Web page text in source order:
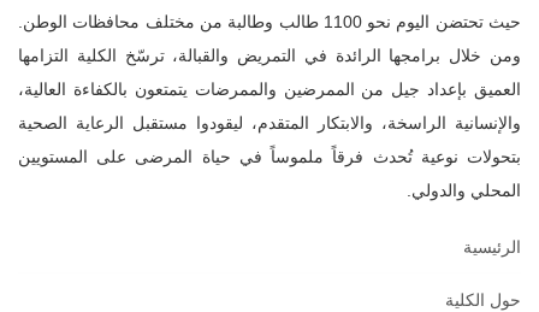
حيث تحتضن اليوم نحو 1100 طالب وطالبة من مختلف محافظات الوطن.
ومن خلال برامجها الرائدة في التمريض والقبالة، ترسّخ الكلية التزامها
العميق بإعداد جيل من الممرضين والممرضات يتمتعون بالكفاءة العالية،
والإنسانية الراسخة، والابتكار المتقدم، ليقودوا مستقبل الرعاية الصحية
بتحولات نوعية تُحدث فرقاً ملموساً في حياة المرضى على المستويين
المحلي والدولي.
الرئيسية
حول الكلية